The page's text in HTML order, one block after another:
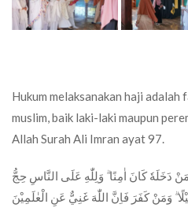
Hukum melaksanakan haji
muslim, baik laki-laki maupun
Allah Surah Ali Imran ayat 97.
دَخَلَهٗ كَانَ اٰمِنًا ۗ وَلِلّٰهِ عَلَى النَّاسِ حِجُّ
وَمَنْ كَفَرَ فَاِنَّ اللّٰهَ غَنِيٌّ عَنِ الْعٰلَمِيْنَ